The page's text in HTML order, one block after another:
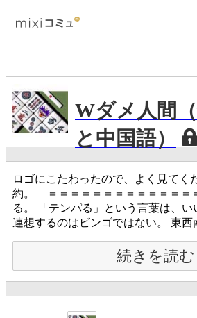
Wダメ人間
と中国語）
ロゴにこたわったので、よく見てく
約。==＝＝＝＝＝＝＝＝＝＝＝＝＝
る。 「テンパる」という言葉は、
連想するのはビンゴではない。 東西
続きを読む